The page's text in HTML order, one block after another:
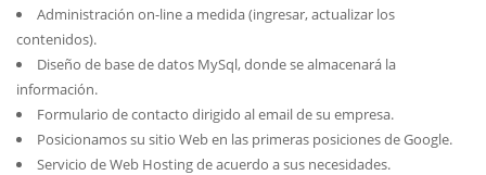
Administración on-line a medida (ingresar, actualizar los
contenidos).
Diseño de base de datos MySql, donde se almacenará la
información.
Formulario de contacto dirigido al email de su empresa.
Posicionamos su sitio Web en las primeras posiciones de Google.
Servicio de Web Hosting de acuerdo a sus necesidades.